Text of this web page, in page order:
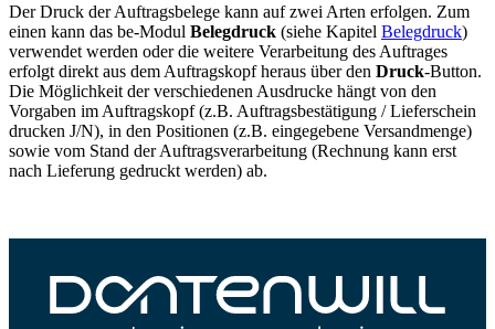
Der Druck der Auftragsbelege kann auf zwei Arten erfolgen. Zum
einen kann das be-Modul Belegdruck (siehe Kapitel Belegdruck)
verwendet werden oder die weitere Verarbeitung des Auftrages
erfolgt direkt aus dem Auftragskopf heraus über den Druck-Button.
Die Möglichkeit der verschiedenen Ausdrucke hängt von den
Vorgaben im Auftragskopf (z.B. Auftragsbestätigung / Lieferschein
drucken J/N), in den Positionen (z.B. eingegebene Versandmenge)
sowie vom Stand der Auftragsverarbeitung (Rechnung kann erst
nach Lieferung gedruckt werden) ab.